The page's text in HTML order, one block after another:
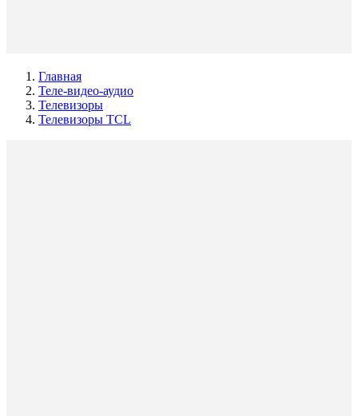
Главная
Теле-видео-аудио
Телевизоры
Телевизоры TCL